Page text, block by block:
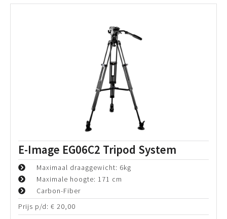
E-image GA230 Geared Elevator
Statief
Tot een hoogte van 230cm
Maximaal draaggewicht: 12 Kg
Mid-level spreader
Prijs p/d:€45,00
Periode:€45,00